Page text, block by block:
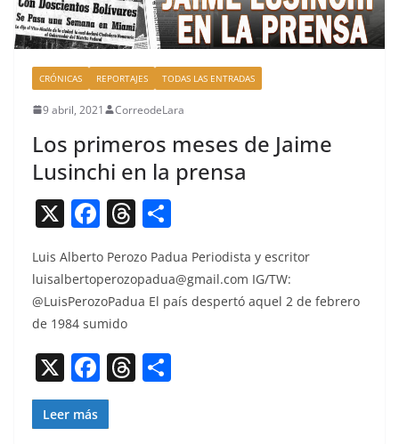
CRÓNICAS REPORTAJES TODAS LAS ENTRADAS
9 abril, 2021 CorreodeLara
Los primeros meses de Jaime
Lusinchi en la prensa
X F
c
e
b
o
o
k
T
re
a
s
o
m
p
Luis Alber­to Per­o­zo Pad­ua Peri­odista y escritor
luisalbertoperozopadua@gmail.com IG/TW:
@LuisPerozoPadua El país des­pertó aquel 2 de febrero
de 1984 sumido
X F
a
c
T
Leer más